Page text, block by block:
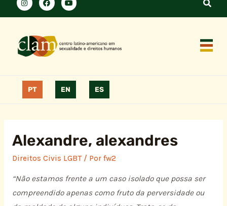
PT EN ES
Alexandre, alexandres
Direitos Civis LGBT/ Por fw2
“Não estamos frente a um caso isolado que possa ser
compreendido apenas como fruto da perversidade ou